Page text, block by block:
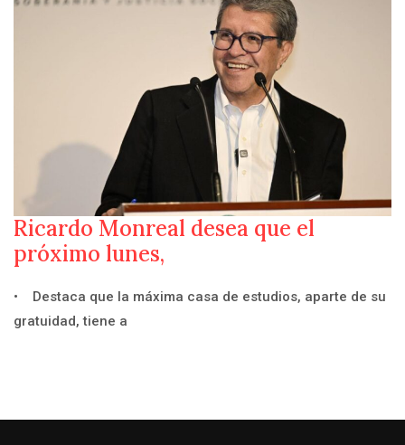
Ricardo Monreal desea que el
próximo lunes,
• Destaca que la máxima casa de estudios, aparte de su
gratuidad, tiene a